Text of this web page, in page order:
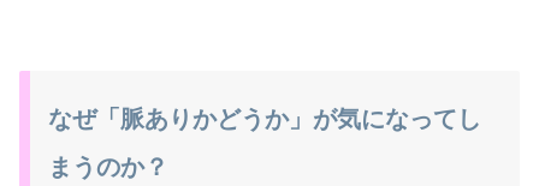
なぜ「脈ありかどうか」が気になってし
まうのか？